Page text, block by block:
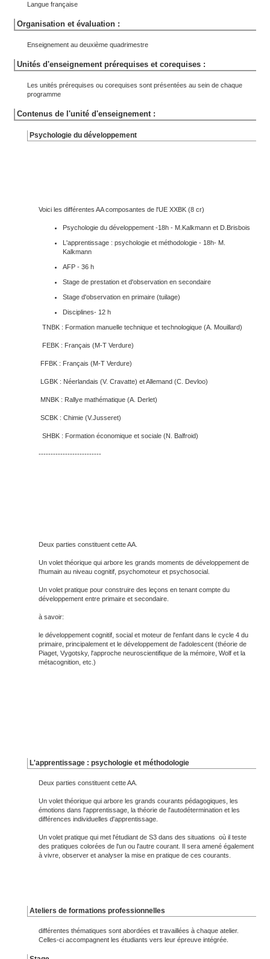
Langue française
Organisation et évaluation :
Enseignement au deuxième quadrimestre
Unités d'enseignement prérequises et corequises :
Les unités prérequises ou corequises sont présentées au sein de chaque
programme
Contenus de l'unité d'enseignement :
Psychologie du développement
Voici les différentes AA composantes de l'UE XXBK (8 cr)
Psychologie du développement -18h - M.Kalkmann et D.Brisbois
L'apprentissage : psychologie et méthodologie - 18h- M.
Kalkmann
AFP - 36 h
Stage de prestation et d'observation en secondaire
Stage d'observation en primaire (tuilage)
Disciplines- 12 h
TNBK : Formation manuelle technique et technologique (A. Mouillard)
FEBK : Français (M-T Verdure)
FFBK : Français (M-T Verdure)
LGBK : Néerlandais (V. Cravatte) et Allemand (C. Devloo)
MNBK : Rallye mathématique (A. Derlet)
SCBK : Chimie (V.Jusseret)
SHBK : Formation économique et sociale (N. Balfroid)
--------------------------
Deux parties constituent cette AA.
Un volet théorique qui arbore les grands moments de développement de
l'humain au niveau cognitif, psychomoteur et psychosocial.
Un volet pratique pour construire des leçons en tenant compte du
développement entre primaire et secondaire.
à savoir:
le développement cognitif, social et moteur de l'enfant dans le cycle 4 du
primaire, principalement et le développement de l'adolescent (théorie de
Piaget, Vygotsky, l'approche neuroscientifique de la mémoire, Wolf et la
métacognition, etc.)
L'apprentissage : psychologie et méthodologie
Deux parties constituent cette AA.
Un volet théorique qui arbore les grands courants pédagogiques, les
émotions dans l'apprentissage, la théorie de l'autodétermination et les
différences individuelles d'apprentissage.
Un volet pratique qui met l'étudiant de S3 dans des situations où il teste
des pratiques colorées de l'un ou l'autre courant. Il sera amené également
à vivre, observer et analyser la mise en pratique de ces courants.
Ateliers de formations professionnelles
différentes thématiques sont abordées et travaillées à chaque atelier.
Celles-ci accompagnent les étudiants vers leur épreuve intégrée.